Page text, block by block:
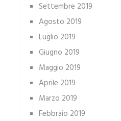
Settembre 2019
Agosto 2019
Luglio 2019
Giugno 2019
Maggio 2019
Aprile 2019
Marzo 2019
Febbraio 2019